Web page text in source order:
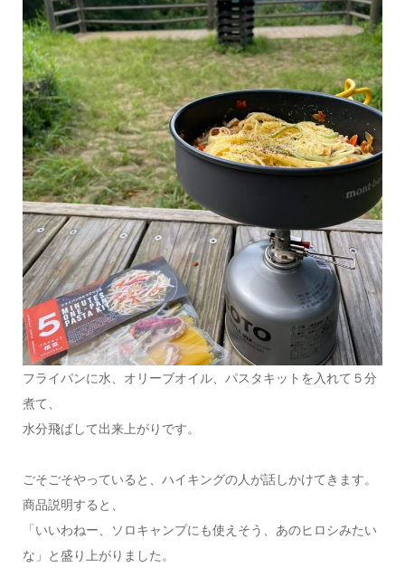
フライパンに水、オリーブオイル、パスタキットを入れて５分
煮て、
水分飛ばして出来上がりです。
ごそごそやっていると、ハイキングの人が話しかけてきます。
商品説明すると、
「いいわねー、ソロキャンプにも使えそう、あのヒロシみたい
な」と盛り上がりました。